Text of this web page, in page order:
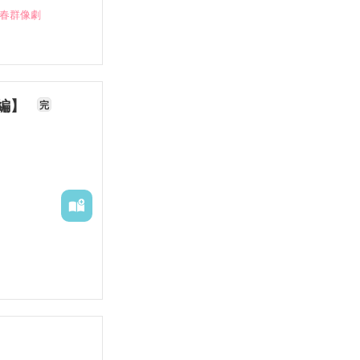
群像劇
】 完